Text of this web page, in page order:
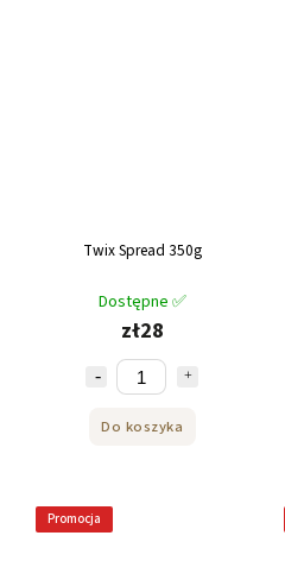
Twix Spread 350g
Dostępne ✅
zł28
Do koszyka
Promocja